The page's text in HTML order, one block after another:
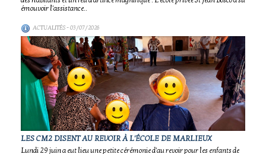
émouvoir l'assistance..
ACTUALITÉS- 03/07/2026
LES CM2 DISENT AU REVOIR À L'ÉCOLE DE MARLIEUX
Lundi 29 juin a eut lieu une petite cérémonie d'au revoir pour les enfants de